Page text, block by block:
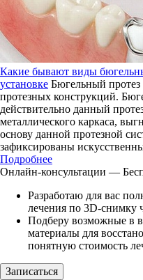
Какие бывают виды
установке Бюгельный протез
протезных конструкций.
действительно данный
металлического каркаса,
основу данной протезной
зафиксированы
Подробнее
Онлайн-консультации —
Разработаю для вас
лечения по 3D-снимку
Подберу возможные в
материалы для
понятную стоимость
Записаться